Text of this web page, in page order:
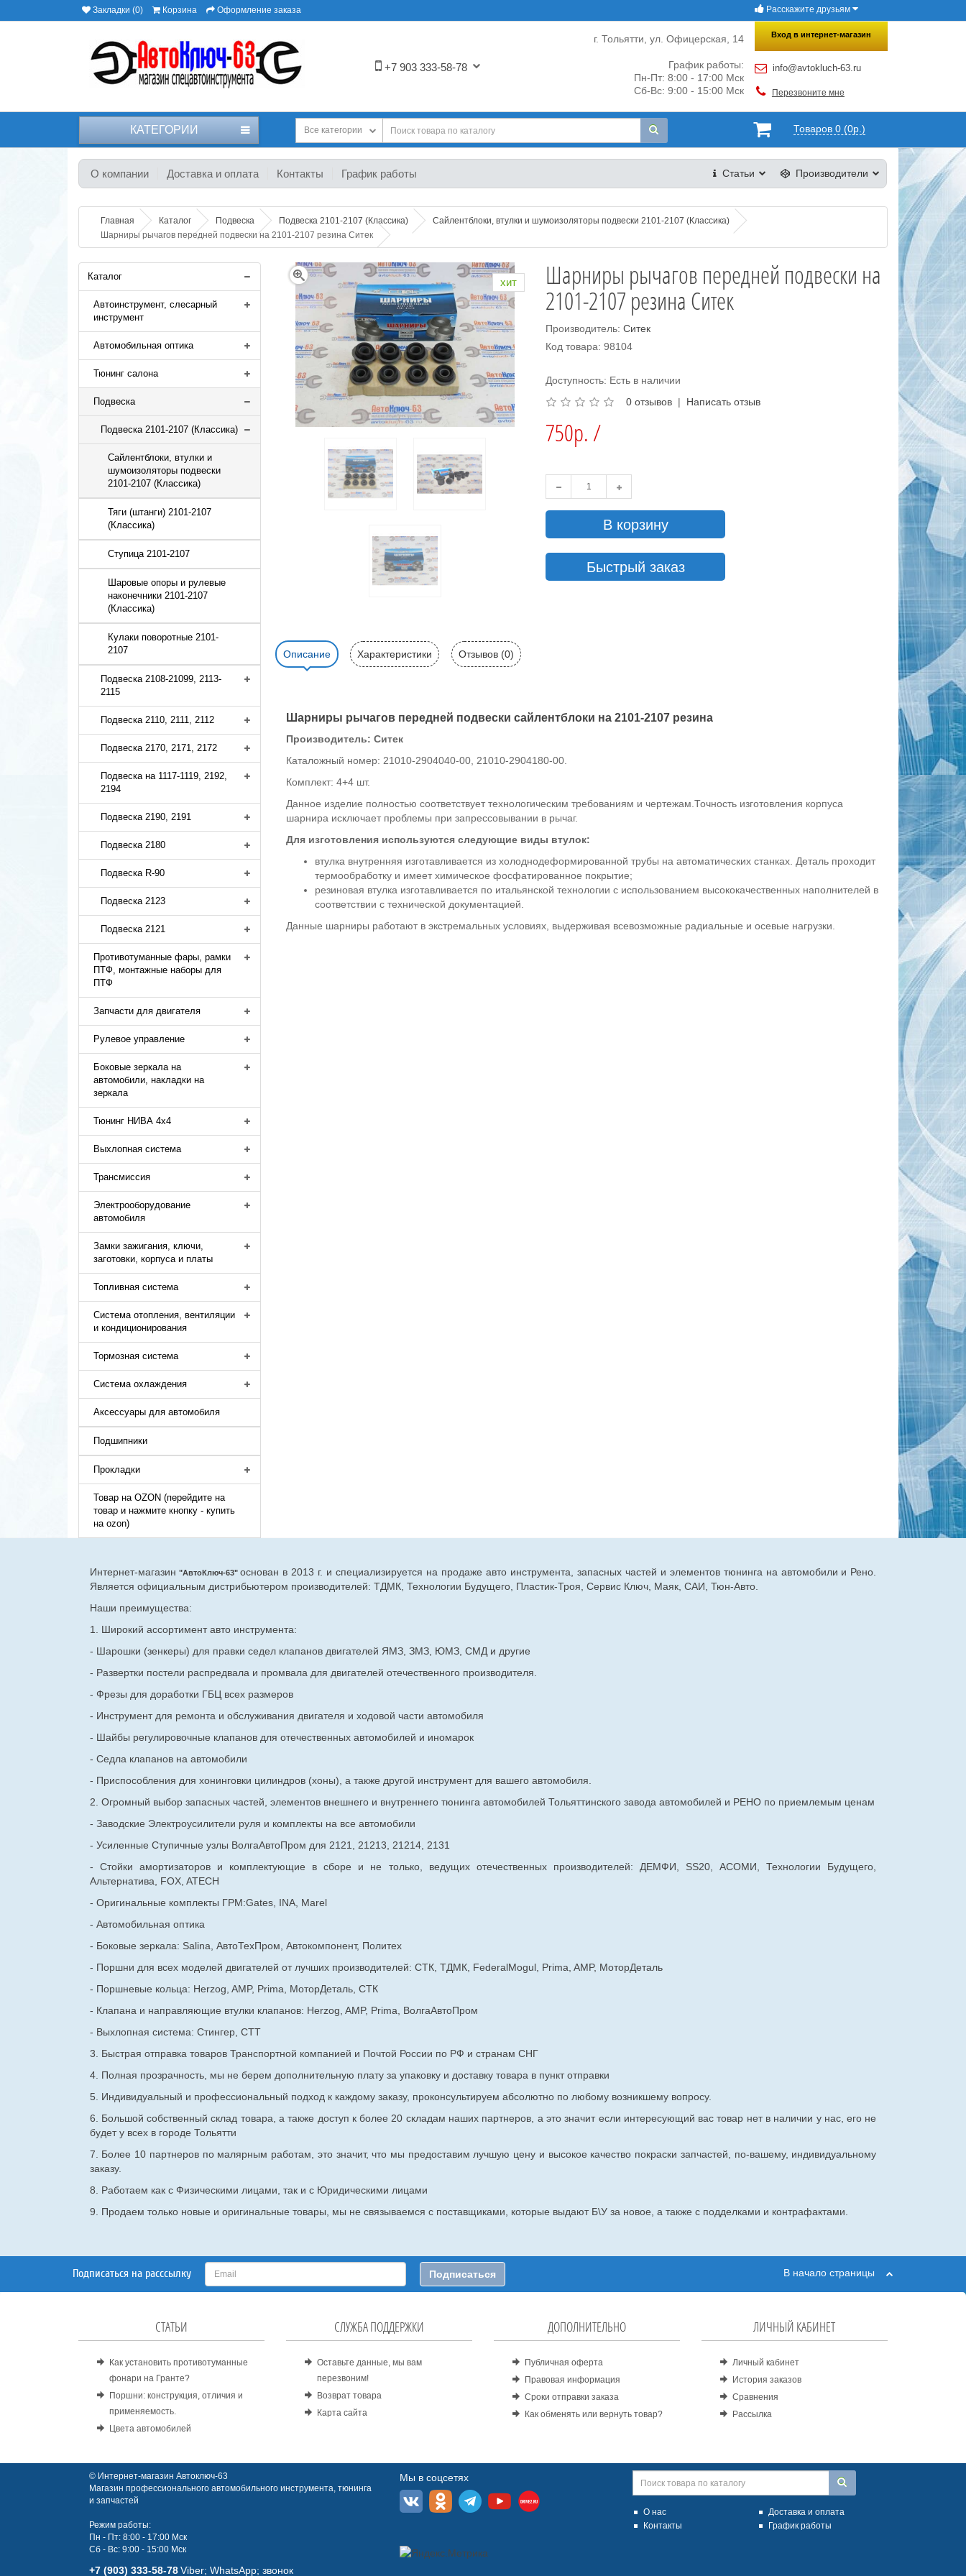
×
Закладки (0) Корзина Оформление заказа Расскажите друзьям
+7 903 333-58-78
Вход в интернет-магазин
info@avtokluch-63.ru
Перезвоните мне
г. Тольятти, ул. Офицерская, 14
График работы:
Пн-Пт: 8:00 - 17:00 Мск
Сб-Вс: 9:00 - 15:00 Мск
КАТЕГОРИИ Товаров 0 (0р.)
Все категории
О компании Доставка и оплата Контакты График работы Производители
Статьи
Главная Каталог Подвеска Подвеска 2101-2107 (Классика)
Сайлентблоки, втулки и шумоизоляторы подвески 2101-2107 (Классика)
Шарниры рычагов передней подвески на 2101-2107 резина Ситек
Каталог
Автоинструмент, слесарный
инструмент
Автомобильная оптика
Тюнинг салона
Подвеска
Подвеска 2101-2107 (Классика)
Сайлентблоки, втулки и
шумоизоляторы подвески
2101-2107 (Классика)
Тяги (штанги) 2101-2107
(Классика)
Ступица 2101-2107
Шаровые опоры и рулевые
наконечники 2101-2107
(Классика)
Кулаки поворотные 2101-
2107
Подвеска 2108-21099, 2113-
2115
Подвеска 2110, 2111, 2112
Подвеска 2170, 2171, 2172
Подвеска на 1117-1119, 2192,
2194
Подвеска 2190, 2191
Подвеска 2180
Подвеска R-90
Подвеска 2123
Подвеска 2121
Противотуманные фары, рамки
ПТФ, монтажные наборы для
ПТФ
Запчасти для двигателя
Рулевое управление
Боковые зеркала на
автомобили, накладки на
зеркала
Тюнинг НИВА 4х4
Выхлопная система
Трансмиссия
Электрооборудование
автомобиля
Замки зажигания, ключи,
заготовки, корпуса и платы
Топливная система
Система отопления, вентиляции
и кондиционирования
Тормозная система
Система охлаждения
Аксессуары для автомобиля
Подшипники
Прокладки
Товар на OZON (перейдите на
товар и нажмите кнопку - купить
на ozon)
хит
Шарниры рычагов передней подвески на
2101-2107 резина Ситек
Производитель:Ситек
Код товара: 98104
Доступность: Есть в наличии
0 отзывов | Написать отзыв
750р. /
В корзину
Быстрый заказ
Описание Характеристики Отзывов (0)
Шарниры рычагов передней подвески сайлентблоки на 2101-2107 резина
Производитель: Ситек
Каталожный номер: 21010-2904040-00, 21010-2904180-00.
Комплект: 4+4 шт.
Данное изделие полностью соответствует технологическим требованиям и чертежам.Точность изготовления корпуса
шарнира исключает проблемы при запрессовывании в рычаг.
Для изготовления используются следующие виды втулок:
втулка внутренняя изготавливается из холоднодеформированной трубы на автоматических станках. Деталь проходит
термообработку и имеет химическое фосфатированное покрытие;
резиновая втулка изготавливается по итальянской технологии с использованием высококачественных наполнителей в
соответствии с технической документацией.
Данные шарниры работают в экстремальных условиях, выдерживая всевозможные радиальные и осевые нагрузки.
Интернет-магазин "АвтоКлюч-63"основан в 2013 г. и специализируется на продаже авто инструмента, запасных частей и элементов тюнинга на автомобили и Рено.
Является официальным дистрибьютером производителей: ТДМК, Технологии Будущего, Пластик-Троя, Сервис Ключ, Маяк, САИ, Тюн-Авто.
Наши преимущества:
1. Широкий ассортимент авто инструмента:
- Шарошки (зенкеры) для правки седел клапанов двигателей ЯМЗ, ЗМЗ, ЮМЗ, СМД и другие
- Развертки постели распредвала и промвала для двигателей отечественного производителя.
- Фрезы для доработки ГБЦ всех размеров
- Инструмент для ремонта и обслуживания двигателя и ходовой части автомобиля
- Шайбы регулировочные клапанов для отечественныхавтомобилей и иномарок
- Седла клапанов на автомобили
- Приспособления для хонинговки цилиндров (хоны), а также другой инструмент для вашего автомобиля.
2. Огромный выбор запасных частей, элементов внешнего и внутреннего тюнинга автомобилей Тольяттинского завода автомобилей и РЕНО по приемлемым ценам
- Заводские Электроусилители руля и комплекты на все автомобили
- Усиленные Ступичные узлы ВолгаАвтоПром для 2121, 21213, 21214, 2131
- Стойки амортизаторов и комплектующие в сборе и не только, ведущих отечественных производителей: ДЕМФИ, SS20, АСОМИ, Технологии Будущего,
Альтернатива, FOX, ATECH
- Оригинальные комплекты ГРМ:Gates, INA, Marel
- Автомобильная оптика
- Боковые зеркала: Salina, АвтоТехПром, Автокомпонент, Политех
- Поршни для всех моделей двигателей от лучших производителей: СТК, ТДМК, FederalMogul, Prima, AMP, МоторДеталь
- Поршневые кольца: Herzog, AMP, Prima, МоторДеталь, СТК
- Клапана и направляющие втулки клапанов: Herzog, AMP, Prima, ВолгаАвтоПром
- Выхлопная система: Стингер, СТТ
3. Быстрая отправка товаров Транспортной компанией и Почтой России по РФ и странам СНГ
4. Полная прозрачность, мы не берем дополнительную плату за упаковку и доставку товара в пункт отправки
5. Индивидуальный и профессиональный подход к каждому заказу, проконсультируем абсолютно по любому возникшему вопросу.
6. Большой собственный склад товара, а также доступ к более 20 складам наших партнеров, а это значит если интересующий вас товар нет в наличии у нас, его не
будет у всех в городе Тольятти
7. Более 10 партнеров по малярным работам, это значит, что мы предоставим лучшую цену и высокое качество покраски запчастей, по-вашему, индивидуальному
заказу.
8. Работаем как с Физическими лицами, так и с Юридическими лицами
9. Продаем только новые и оригинальные товары, мы не связываемся с поставщиками, которые выдают Б\У за новое, а также с подделками и контрафактами.
Подписаться на расссылку Подписаться В начало страницы
СТАТЬИ
Как установить противотуманные
фонари на Гранте?
Поршни: конструкция, отличия и
применяемость.
Цвета автомобилей
СЛУЖБА ПОДДЕРЖКИ
Оставьте данные, мы вам
перезвоним!
Возврат товара
Карта сайта
ДОПОЛНИТЕЛЬНО
Публичная оферта
Правовая информация
Сроки отправки заказа
Как обменять или вернуть товар?
ЛИЧНЫЙ КАБИНЕТ
Личный кабинет
История заказов
Сравнения
Рассылка
© Интернет-магазин Автоключ-63
Магазин профессионального автомобильного инструмента, тюнинга
и запчастей
Режим работы:
Пн - Пт: 8:00 - 17:00 Мск
Сб - Вс: 9:00 - 15:00 Мск
+7 (903) 333-58-78Viber; WhatsАpp; звонок
Мы в соцсетях
О нас
Доставка и оплата
Контакты
График работы